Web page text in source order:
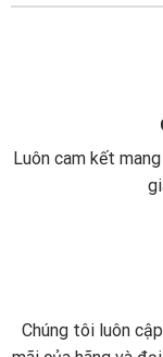
Luôn cam kết
Chúng tôi luôn